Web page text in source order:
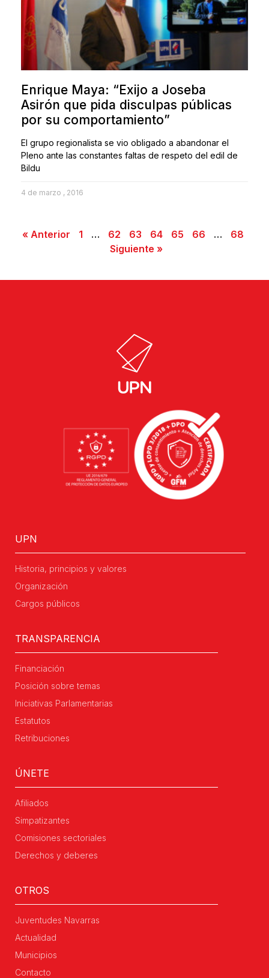
Enrique Maya: “Exijo a Joseba
Asirón que pida disculpas públicas
por su comportamiento”
El grupo regionalista se vio obligado a abandonar el
Pleno ante las constantes faltas de respeto del edil de
Bildu
4 de marzo , 2016
« Anterior 1 … 62 63 64 65 66 …
68
Siguiente »
UPN
Historia, principios y valores
Organización
Cargos públicos
TRANSPARENCIA
Financiación
Posición sobre temas
Iniciativas Parlamentarias
Estatutos
Retribuciones
ÚNETE
Afiliados
Simpatizantes
Comisiones sectoriales
Derechos y deberes
OTROS
Juventudes Navarras
Actualidad
Municipios
Contacto